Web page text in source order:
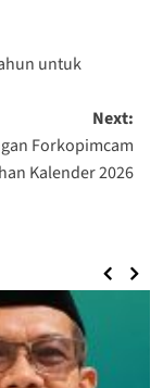
untuk
Next:
Forkopimcam
Kalender 2026